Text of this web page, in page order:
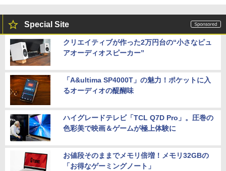
Special Site
クリエイティブが作った2万円台の“小さなピュ
アオーディオスピーカー”
「A&ultima SP4000T」の魅力！ポケットに入
るオーディオの醍醐味
ハイグレードテレビ「TCL Q7D Pro」。圧巻の
色彩美で映画＆ゲームが極上体験に
お値段そのままでメモリ倍増！メモリ32GBの
「お得なゲーミングノート」